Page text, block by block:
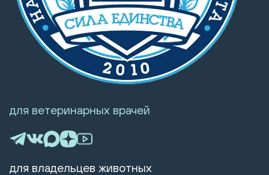
для ветеринарных врачей
для владельцев животных